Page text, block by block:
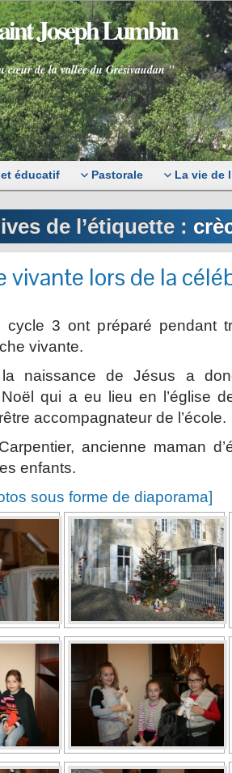
Joseph Lumbin
cœur de la vallée du Grésivaudan "
éducatif Pastorale La vie de
de l’étiquette :
vivante lors de la
cycle 3 ont préparé pendant
vivante.
la naissance de Jésus a
qui a eu lieu en l’église
accompagnateur de l’école.
ancienne maman
enfants.
sous forme de diaporama]